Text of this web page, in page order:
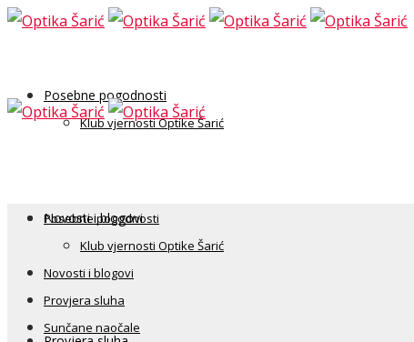
Posebne pogodnosti
Klub vjernosti Optike Šarić
Novosti i blogovi
Posebne pogodnosti
Klub vjernosti Optike Šarić
Novosti i blogovi
Provjera sluha
Sunčane naočale